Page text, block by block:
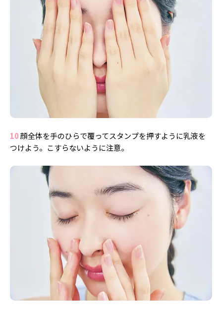
10顔全体を手のひらで覆ってスタンプを押すように乳液を
つけよう。こすらないように注意。